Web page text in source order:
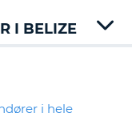
I BELIZE
i hele